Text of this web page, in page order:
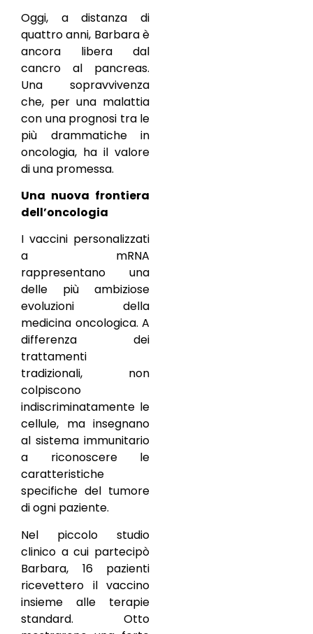
Oggi, a distanza di
quattro anni, Barbara è
ancora libera dal
cancro al pancreas.
Una sopravvivenza
che, per una malattia
con una prognosi tra le
più drammatiche in
oncologia, ha il valore
di una promessa.
Una nuova frontiera
dell’oncologia
I vaccini personalizzati
a mRNA
rappresentano una
delle più ambiziose
evoluzioni della
medicina oncologica. A
differenza dei
trattamenti
tradizionali, non
colpiscono
indiscriminatamente le
cellule, ma insegnano
al sistema immunitario
a riconoscere le
caratteristiche
specifiche del tumore
di ogni paziente.
Nel piccolo studio
clinico a cui partecipò
Barbara, 16 pazienti
ricevettero il vaccino
insieme alle terapie
standard. Otto